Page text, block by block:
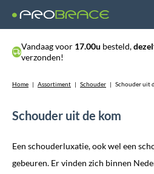
Vandaag voor 17.00u besteld,
verzonden!
Home | Assortiment | Schouder | Schouder uit
Schouder uit de kom
Een schouderluxatie, ook wel een
gebeuren. Er vinden zich binnen